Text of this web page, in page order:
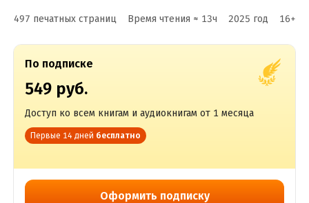
497 печатных страниц Время чтения ≈ 13ч 2025 год 16+
По подписке
549 руб.
Доступ ко всем книгам и аудиокнигам от 1 месяца
Первые 14 дней бесплатно
Оформить подписку